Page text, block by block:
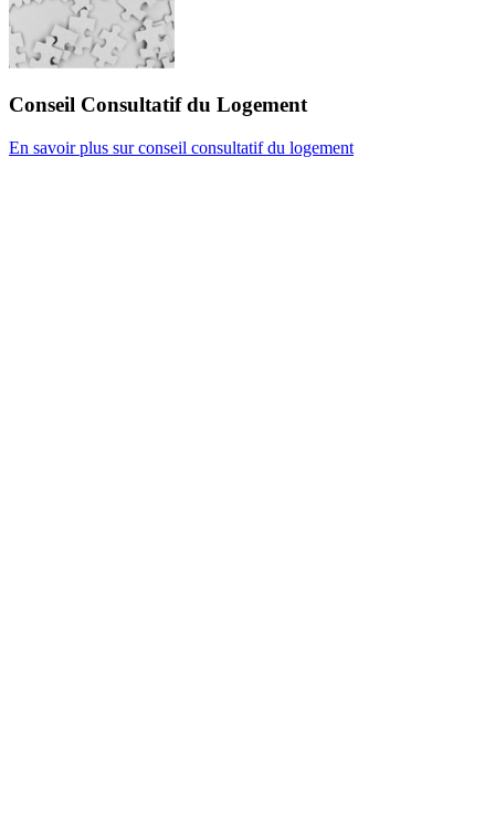
Conseil Consultatif du Logement
En savoir plus sur conseil consultatif du logement